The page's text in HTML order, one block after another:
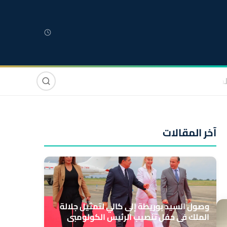
صوت وصورة
آخر المقالات
وصول السيد بوريطة إلى كالي لتمثيل جلالة
الملك في حفل تنصيب الرئيس الكولومبي